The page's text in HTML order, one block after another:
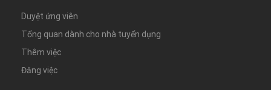
Duyệt ứng viên
Tổng quan dành cho nhà tuyển dụng
Thêm việc
Đăng việc